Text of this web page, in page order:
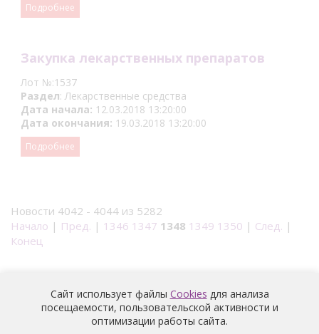
Подробнее
Закупка лекарственных препаратов
Лот №:1537
Раздел: Лекарственные средства
Дата начала: 12.03.2018 13:20:00
Дата окончания: 19.03.2018 13:20:00
Подробнее
Новости 4042 - 4044 из 5282
Начало | Пред. | 1346 1347 1348 1349 1350 | След. |
Конец
Сайт использует файлы Cookies для анализа
посещаемости, пользовательской активности и
оптимизации работы сайта.